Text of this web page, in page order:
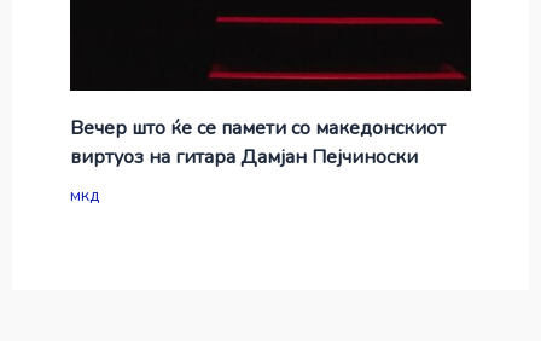
Вечер што ќе се памети со македонскиот
виртуоз на гитара Дамјан Пејчиноски
мкд